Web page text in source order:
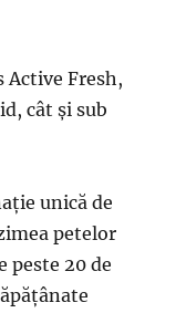
Active Fresh,
cât și sub
unică de
petelor
peste 20 de